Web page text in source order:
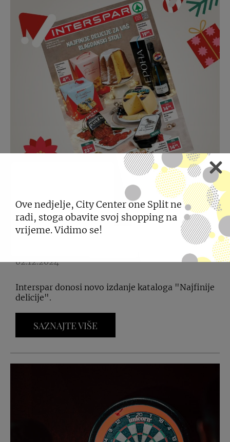
INTERSPAR KATALOG
“NAJFINIJE DELICIJE”
02.12.2024
Interspar donosi novo izdanje kataloga "Najfinije
delicije".
SAZNAJTE VIŠE
Ove nedjelje, City Center one Split ne
radi, stoga obavite svoj shopping na
vrijeme. Vidimo se!